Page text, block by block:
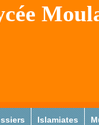
Islamiates